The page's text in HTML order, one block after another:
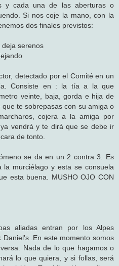
y cada una de las aberturas o
Si nos coje la mano, con la
dos finales previstos:
deja serenos
detectado por el Comité en un
Consiste en : la tía a la que
veinte, baja, gorda e hija de
te sobrepasas con su amiga o
cojera a la amiga por
vendrá y te dirá que se debe ir
de tonto.
se da en un 2 contra 3. Es
murciélago y esta se consuela
esta buena. MUSHO OJO CON
aliadas entran por los Alpes
.En este momento somos
Nada de lo que hagamos o
lo que quiera, y si follas, será